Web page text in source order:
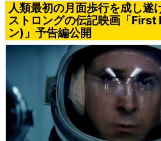
人類最初の月面歩行を成し遂
ストロングの伝記映画「
ン)」予告編公開